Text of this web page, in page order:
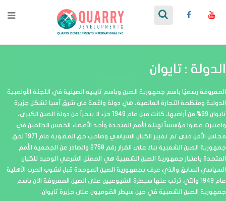
الدولة : تايوان
المعروفة رسميًا باسم جمهورية الصين وباسم تايبيه الصينية في اللجنة الأولمبية
الدولية ومنظمة التجارة العالمية، هي دولة واقعة في شرق آسيا تشكل جزيرة
تايوان 99% من أراضيها، كانت قبل عام 1949 جزء لا يتجزأ من دولة الصين الكبرى،
واعتبرت عضوا مؤسساً لهيئة الأمم المتحدة وأحد الأعضاء الخمس الدائمين في
مجلس الأمن حتى تم تغيير الكيان السياسي وصاحب حق العضوية عام 1971 لحق
جمهورية الصين الشعبية بناءً على القرار رقم 2758 والصادر عن الجمعية الأمم
المتحدة باعتبار جمهورية الصين الشعبية هي الممثل الشرعي الوحيد للكيان
السياسي السابق والذي عرف بجمهورية الصين الموحدة قبل نشوب الحرب الأهلية
عام 1949 والتي ترتب عنها سيطرة الشيوعيين على الصين المعروفة الآن باسم
جمهورية الصين الشعبية في حين سيطر القوميون على جزيرة تايوان.